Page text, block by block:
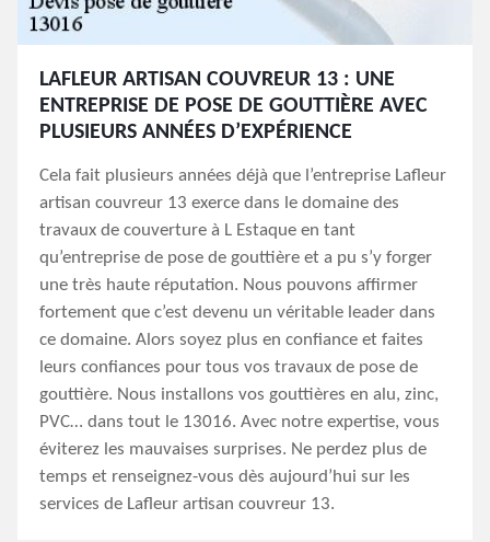
LAFLEUR ARTISAN COUVREUR 13 : UNE
ENTREPRISE DE POSE DE GOUTTIÈRE AVEC
PLUSIEURS ANNÉES D’EXPÉRIENCE
Cela fait plusieurs années déjà que l’entreprise Lafleur
artisan couvreur 13 exerce dans le domaine des
travaux de couverture à L Estaque en tant
qu’entreprise de pose de gouttière et a pu s’y forger
une très haute réputation. Nous pouvons affirmer
fortement que c’est devenu un véritable leader dans
ce domaine. Alors soyez plus en confiance et faites
leurs confiances pour tous vos travaux de pose de
gouttière. Nous installons vos gouttières en alu, zinc,
PVC… dans tout le 13016. Avec notre expertise, vous
éviterez les mauvaises surprises. Ne perdez plus de
temps et renseignez-vous dès aujourd’hui sur les
services de Lafleur artisan couvreur 13.